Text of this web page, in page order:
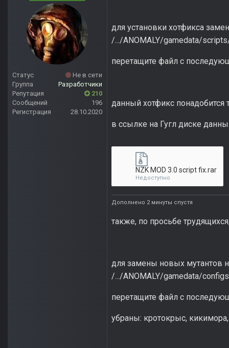
Статус
Не в сети
Группа
Разработчики
Репутация
210
Сообщений
196
Регистрация
28.10.2020
для установки хотфикса
/.../ANOMALY/gamedata/
перетащите файл с
данный хотфикс понадобится
в ссылке на Гугл диске
NZK MOD 3.0 script fix.rar
Недоступно
Дополнено 2 минуты спустя
также, по просьбе
для замены новых мутантов
/.../ANOMALY/gamedata/
перетащите файл с
убраны: кротокрыс,